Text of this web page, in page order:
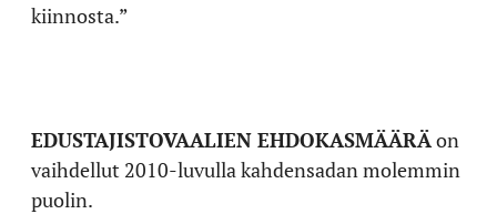
kiinnosta.”
EDUSTAJISTOVAALIEN EHDOKASMÄÄRÄon
vaihdellut 2010-luvulla kahdensadan molemmin
puolin.